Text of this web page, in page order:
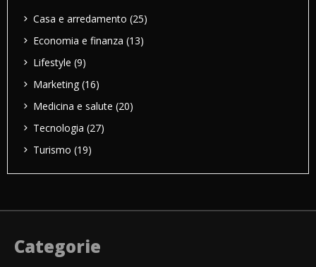
Casa e arredamento (25)
Economia e finanza (13)
Lifestyle (9)
Marketing (16)
Medicina e salute (20)
Tecnologia (27)
Turismo (19)
Categorie